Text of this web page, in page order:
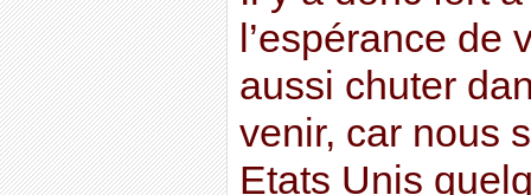
l’espérance de
aussi chuter
venir, car nous
Etats Unis